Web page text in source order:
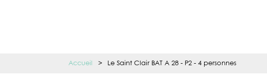
Accueil > Le Saint Clair BAT A 28 - P2 - 4 personnes